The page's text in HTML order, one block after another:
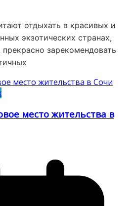
отдыхать в красивых и
экзотических странах,
зарекомендовать
место жительства в